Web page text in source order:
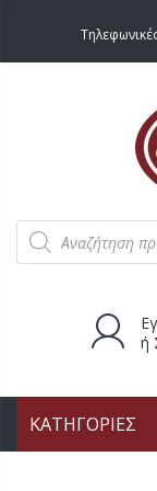
Products
search
ή
Δεν
ΚΑΤΗΓΟΡΙΕΣ